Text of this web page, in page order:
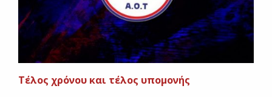
Τέλος χρόνου και τέλος υπομονής